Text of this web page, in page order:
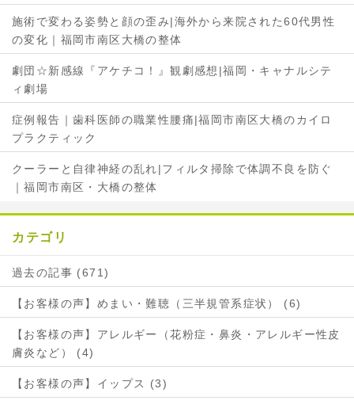
施術で変わる姿勢と顔の歪み|海外から来院された60代男性
の変化｜福岡市南区大橋の整体
劇団☆新感線『アケチコ！』観劇感想|福岡・キャナルシテ
ィ劇場
症例報告｜歯科医師の職業性腰痛|福岡市南区大橋のカイロ
プラクティック
クーラーと自律神経の乱れ|フィルタ掃除で体調不良を防ぐ
｜福岡市南区・大橋の整体
カテゴリ
過去の記事 (671)
【お客様の声】めまい・難聴（三半規管系症状） (6)
【お客様の声】アレルギー（花粉症・鼻炎・アレルギー性皮
膚炎など） (4)
【お客様の声】イップス (3)